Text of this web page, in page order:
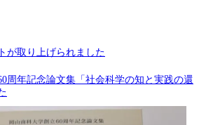
が取り上げられました
周年記念論文集「社会科学の知と実践の還